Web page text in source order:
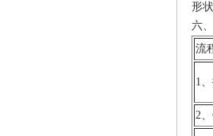
形
六
流
1
2